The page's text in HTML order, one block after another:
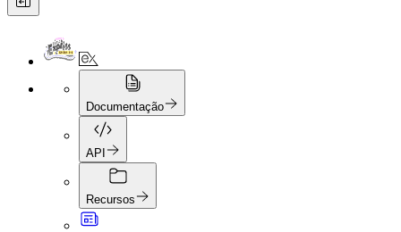
Documentação
API
Recursos